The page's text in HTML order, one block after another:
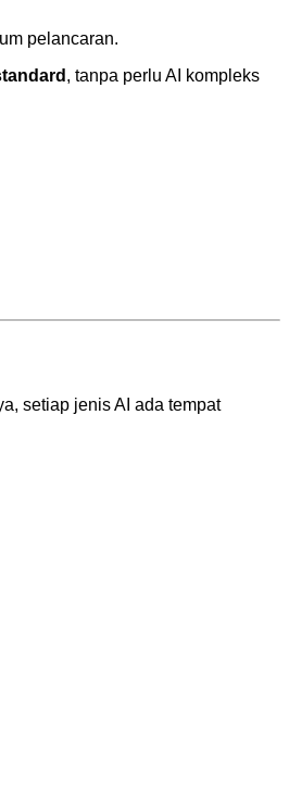
pelancaran.
, tanpa perlu AI kompleks
setiap jenis AI ada tempat